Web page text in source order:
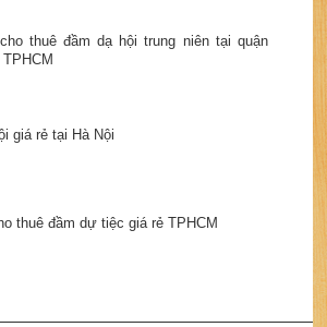
thuê đầm dạ hội trung niên tại quận
giá rẻ tại Hà Nội
thuê đầm dự tiệc giá rẻ TPHCM